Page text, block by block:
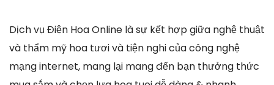
Dịch vụ Điện Hoa Online là sự kết hợp giữa nghệ thuật
và thẩm mỹ hoa tươi và tiện nghi của công nghệ
mạng internet, mang lại mang đến bạn thưởng thức